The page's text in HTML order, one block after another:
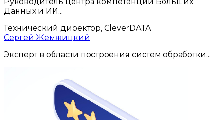
Руководитель центра компетенции Больших
Данных и ИИ...
Технический директор, CleverDATA
Сергей Жемжицкий
Эксперт в области построения систем обработки...